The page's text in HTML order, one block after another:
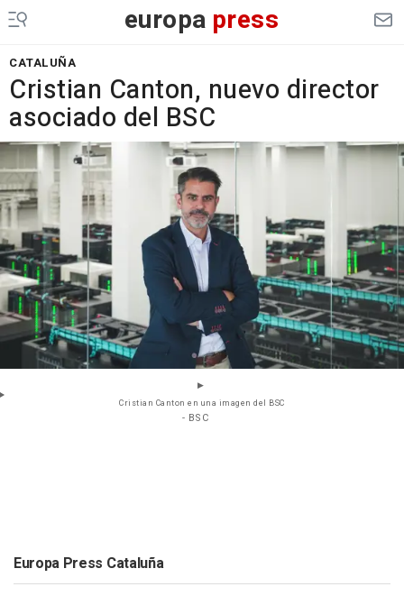
europa press
CATALUÑA
Cristian Canton, nuevo director
asociado del BSC
Cristian Canton en una imagen del BSC
- BSC
Europa Press Cataluña